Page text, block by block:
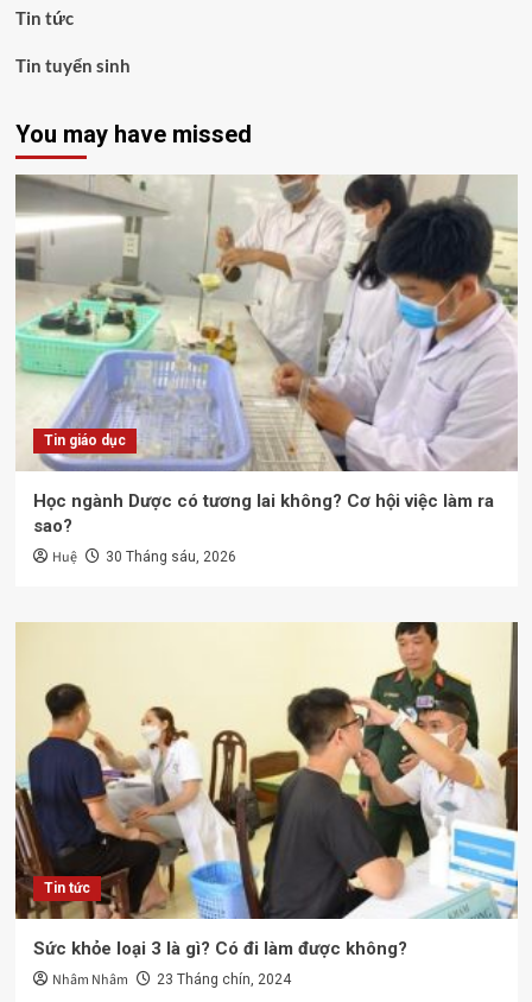
Tin tức
Tin tuyển sinh
You may have missed
Tin giáo dục
Học ngành Dược có tương lai không? Cơ hội việc làm ra
sao?
Huệ 30 Tháng sáu, 2026
Tin tức
Sức khỏe loại 3 là gì? Có đi làm được không?
Nhâm Nhâm 23 Tháng chín, 2024